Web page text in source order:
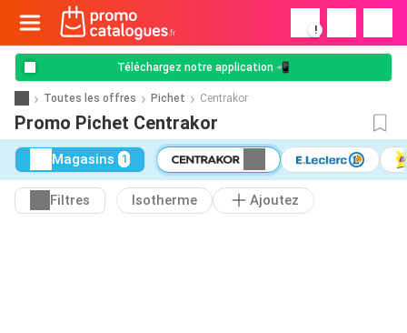
!
Téléchargez notre application 📲
Toutes les offres Pichet Centrakor
Promo Pichet Centrakor
Magasins 1
Filtres Isotherme Ajoutez